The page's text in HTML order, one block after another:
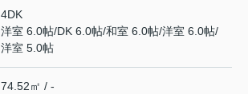
4DK
洋室 6.0帖/DK 6.0帖/和室 6.0帖/洋室 6.0帖/
洋室 5.0帖
74.52㎡ / -